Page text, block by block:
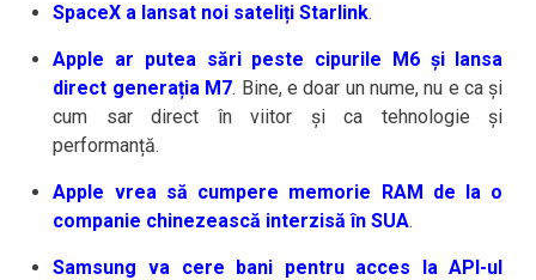
SpaceX a lansat noi sateliți Starlink.
Apple ar putea sări peste cipurile M6 și lansa
direct generația M7. Bine, e doar un nume, nu e ca și
cum sar direct în viitor și ca tehnologie și
performanță.
Apple vrea să cumpere memorie RAM de la o
companie chinezească interzisă în SUA.
Samsung va cere bani pentru acces la API-ul